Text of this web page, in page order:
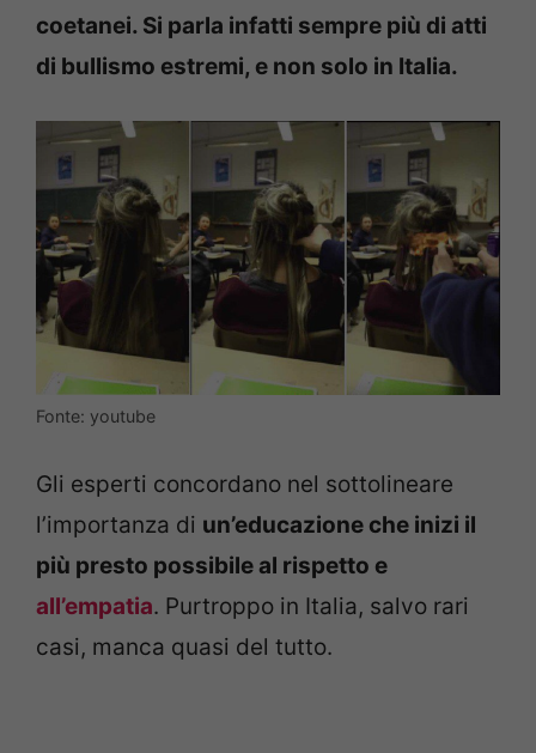
coetanei. Si parla infatti sempre più di atti
di bullismo estremi, e non solo in Italia.
Fonte: youtube
Gli esperti concordano nel sottolineare
l’importanza di un’educazione che inizi il
più presto possibile al rispetto e
all’empatia. Purtroppo in Italia, salvo rari
casi, manca quasi del tutto.